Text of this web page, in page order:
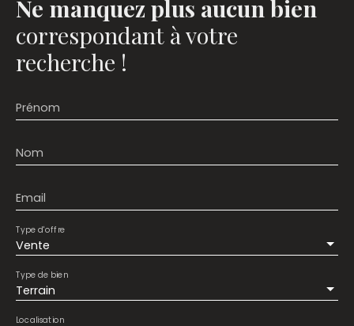
Ne manquez plus aucun bien
correspondant à votre
recherche !
Prénom
Nom
Email
Vente
Type d'offre
Terrain
Type de bien
Localisation